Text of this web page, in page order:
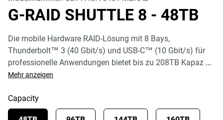
G-RAID SHUTTLE 8 - 48TB
Die mobile Hardware RAID-Lösung mit 8 Bays,
Thunderbolt™ 3 (40 Gbit/s) und USB-C™ (10 Gbit/s) für
professionelle Anwendungen bietet bis zu 208TB Kapaz ...
Mehr anzeigen
Capacity